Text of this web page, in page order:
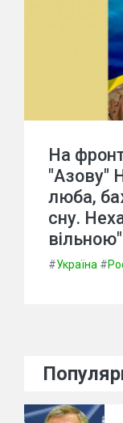
На
"Азову"
люба,
сну.
вільною"
#Україна #